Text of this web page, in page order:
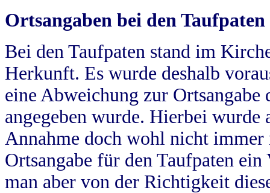
Ortsangaben bei den Taufpaten
Bei den Taufpaten stand im
Herkunft. Es wurde deshalb
eine Abweichung zur
angegeben wurde. Hierbei wurde
Annahme doch wohl nicht
Ortsangabe für den Taufpaten
man aber von der Richtigkeit